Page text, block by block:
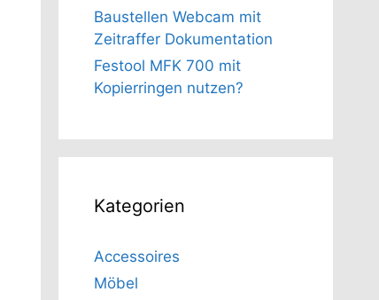
Baustellen Webcam mit
Zeitraffer Dokumentation
Festool MFK 700 mit
Kopierringen nutzen?
Kategorien
Accessoires
Möbel